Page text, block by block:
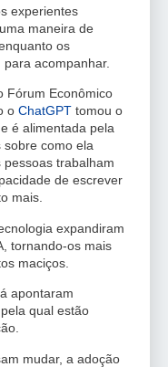
experientes
maneira de
os
acompanhar.
Fórum Econômico
o ChatGPT tomou o
é alimentada pela
sobre como ela
trabalham
de escrever
mais.
expandiram
tornando-os mais
maciços.
apontaram
qual estão
mudar, a adoção